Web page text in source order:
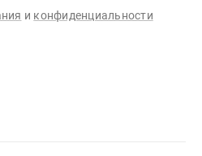
и конфиденциальности